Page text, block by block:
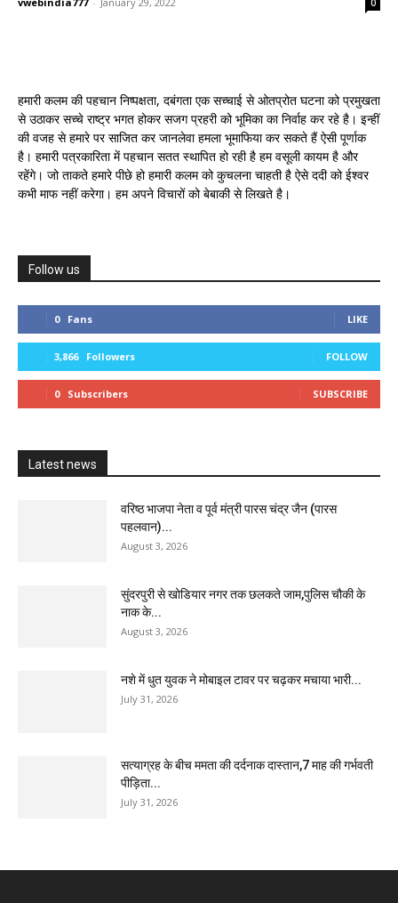
0
हमारी कलम की पहचान निष्पक्षता, दबंगता एक सच्चाई से ओतप्रोत घटना को प्रमुखता
से उठाकर सच्चे राष्ट्र भगत होकर सजग प्रहरी को भूमिका का निर्वाह कर रहे है। इन्हीं
की वजह से हमारे पर साजित कर जानलेवा हमला भूमाफिया कर सकते हैं ऐसी पूर्णाक
है। हमारी पत्रकारिता में पहचान सतत स्थापित हो रही है हम वसूली कायम है और
रहेंगे। जो ताकते हमारे पीछे हो हमारी कलम को कुचलना चाहती है ऐसे ददी को ईश्वर
कभी माफ नहीं करेगा। हम अपने विचारों को बेबाकी से लिखते है।
Follow us
0 Fans LIKE
3,866 Followers FOLLOW
0 Subscribers SUBSCRIBE
Latest news
वरिष्ठ भाजपा नेता व पूर्व मंत्री पारस चंद्र जैन (पारस
पहलवान)...
August 3, 2026
सुंदरपुरी से खोडियार नगर तक छलकते जाम,पुलिस चौकी के
नाक के...
August 3, 2026
नशे में धुत युवक ने मोबाइल टावर पर चढ़कर मचाया भारी...
July 31, 2026
सत्याग्रह के बीच ममता की दर्दनाक दास्तान,7 माह की गर्भवती
पीड़िता...
July 31, 2026